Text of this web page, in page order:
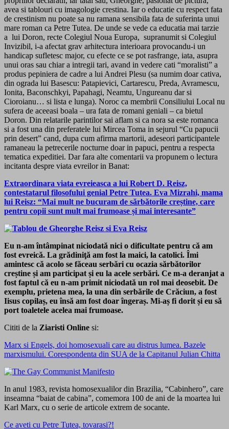
avea si tablouri cu imagologie crestina. Iar o educatie cu respect fata
de crestinism nu poate sa nu ramana sensibila fata de suferinta unui
mare roman ca Petre Tutea. De unde se vede ca educatia mai tarzie
a lui Doron, recte Colegiul Noua Europa, supranumit si Colegiul
Invizibil, i-a afectat grav arhitectura interioara provocandu-i un
handicap sufletesc major, cu efecte ce se pot rasfrange, iata, asupra
unui oras sau chiar a intregii tari, avand in vedere cati “moralisti” a
produs pepiniera de cadre a lui Andrei Plesu (sa numim doar cativa,
din ograda lui Basescu: Patapievici, Cartarescu, Preda, Avramescu,
Ionita, Baconschkyi, Papahagi, Neamtu, Ungureanu dar si
Cioroianu… si lista e lunga). Noroc ca membrii Consiliului Local nu
sufera de aceeasi boala – ura fata de romani geniali – ca bietul
Doron. Din relatarile parintilor sai aflam si ca nora sa este romanca
si a fost una din preferatele lui Mircea Toma in sejurul “Cu papucii
prin desert” cand, dupa cum afirma martorii, adeseori participantele
ramaneau la petrecerile nocturne doar in papuci, pentru a respecta
tematica expeditiei. Dar fara alte comentarii va propunem o lectura
incitanta despre viata evreilor in Banat:
Extraordinara viata evreieasca a lui Robert D. Reisz,
contestatarul filosofului genial Petre Tutea. Eva Mizrahi, mama
lui Reisz: “Mai mult ne bucuram de sărbătorile creștine, care
pentru copii sunt mult mai frumoase și mai interesante”
Eu n-am întâmpinat niciodată nici o dificultate pentru că am
fost evreică. La grădiniţă am fost la maici, la catolici. Îmi
amintesc că acolo se făceau serbări cu ocazia sărbătorilor
creștine și am participat și eu la acele serbări. Ce m‑a deranjat a
fost faptul că eu n‑am primit niciodată un rol mai deosebit. De
exemplu, prietena mea, la una din serbările de Crăciun, a fost
Iisus copilaș, eu însă am fost doar îngeraș. Mi‑aș fi dorit și eu să
port toaletele acelea mai frumoase.
Cititi de la Ziaristi Online si:
Marx si Engels, doi homosexuali care au distrus lumea. Bazele
marxismului. Corespondenta din SUA de la Capitanul Julian Chitta
In anul 1983, revista homosexualilor din Brazilia, “Cabinhero”, care
inseamna “baiat de cabina”, comemora 100 de ani de la moartea lui
Karl Marx, cu o serie de articole extrem de socante.
Ce aveti cu Petre Tutea, tovarasi?!